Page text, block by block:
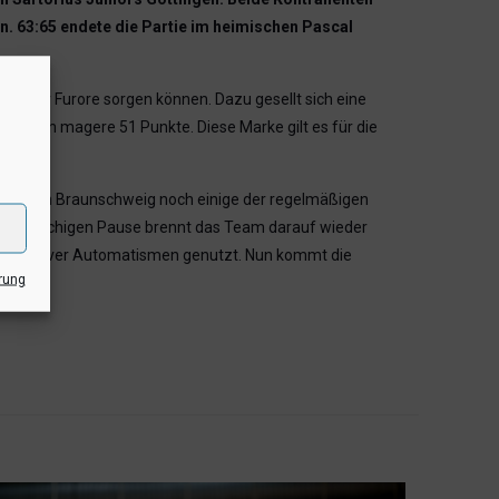
63:65 endete die Partie im heimischen Pascal
für Furore sorgen können. Dazu gesellt sich eine
magere 51 Punkte. Diese Marke gilt es für die
Braunschweig noch einige der regelmäßigen
Pause brennt das Team darauf wieder
Automatismen genutzt. Nun kommt die